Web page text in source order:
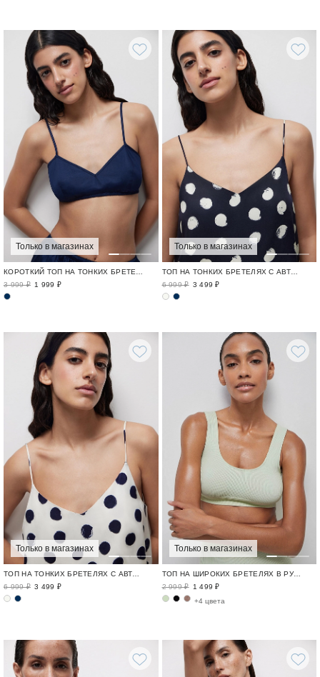
Только в магазинах
КОРОТКИЙ ТОП НА ТОНКИХ БРЕТЕЛЯХ
3 999 ₽ 1 999 ₽
Только в магазинах
ТОП НА ТОНКИХ БРЕТЕЛЯХ С АВТОРСКИМ ПРИНТОМ В ГОРОХ
6 999 ₽ 3 499 ₽
Только в магазинах
ТОП НА ТОНКИХ БРЕТЕЛЯХ С АВТОРСКИМ ПРИНТОМ В ГОРОХ
6 999 ₽ 3 499 ₽
Только в магазинах
ТОП НА ШИРОКИХ БРЕТЕЛЯХ В РУБЧИК
2 999 ₽ 1 499 ₽
+4 цвета